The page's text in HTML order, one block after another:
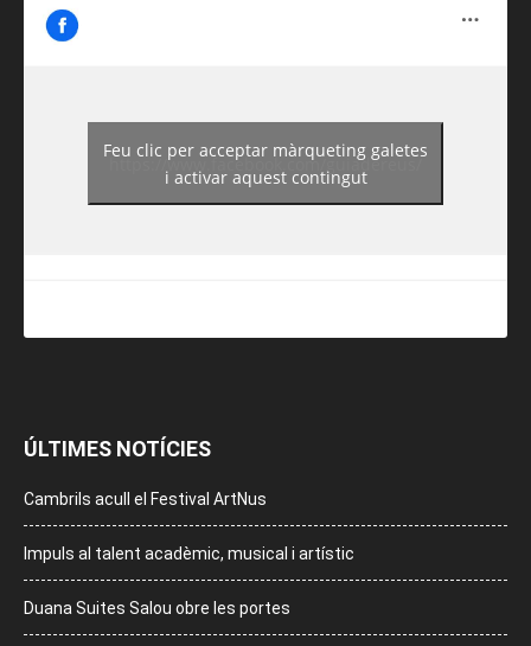
https://www.facebook.com/guiadereus/
Feu clic per acceptar màrqueting galetes
i activar aquest contingut
ÚLTIMES NOTÍCIES
Cambrils acull el Festival ArtNus
Impuls al talent acadèmic, musical i artístic
Duana Suites Salou obre les portes